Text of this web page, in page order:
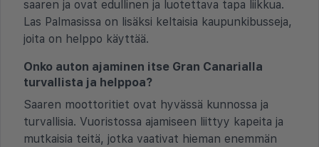
saaren ja ovat edullinen ja luotettava tapa liikkua.
Las Palmasissa on lisäksi keltaisia kaupunkibusseja,
joita on helppo käyttää.
Onko auton ajaminen itse Gran Canarialla
turvallista ja helppoa?
Saaren moottoritiet ovat hyvässä kunnossa ja
turvallisia. Vuoristossa ajamiseen liittyy kapeita ja
mutkaisia teitä, jotka vaativat hieman enemmän